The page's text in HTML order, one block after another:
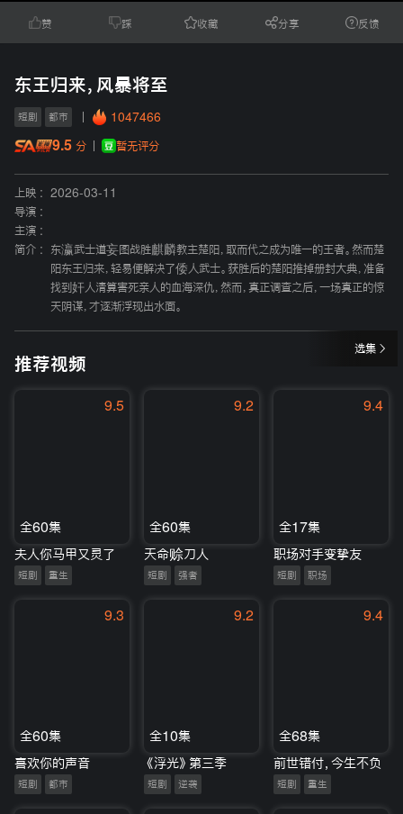
赞 踩 收藏 分享 反馈
东王归来，风暴将至
短剧 都市 1047466
9.5 分 暂无评分
上映 :
2026-03-11
导演 :
主演 :
简介 :
东瀛武士道妄图战胜麒麟教主楚阳，取而代之成为唯一的王者。然而楚
阳东王归来，轻易便解决了倭人武士。获胜后的楚阳推掉册封大典，准备
找到奸人清算害死亲人的血海深仇，然而，真正调查之后，一场真正的惊
天阴谋，才逐渐浮现出水面。
选集
推荐视频
9.5
全60集
夫人你马甲又灵了
短剧 重生
9.2
全60集
天命赊刀人
短剧 强者
9.4
全17集
职场对手变挚友
短剧 职场
9.3
全60集
喜欢你的声音
短剧 都市
9.2
全10集
《浮光》第三季
短剧 逆袭
9.4
全68集
前世错付，今生不负
短剧 重生